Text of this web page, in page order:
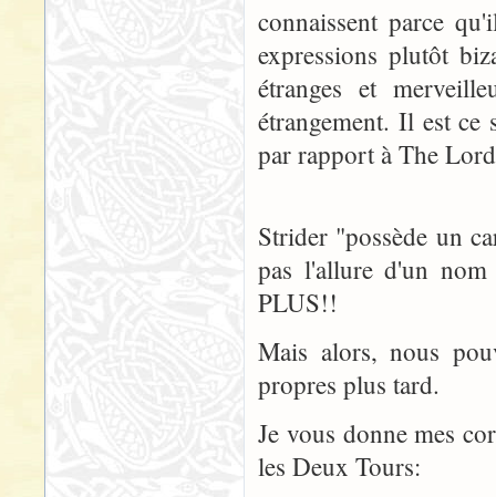
connaissent parce
expressions plutôt
étranges et
étrangement. Il est ce
par rapport à The
Strider "possède un
pas l'allure d'un
PLUS!!
Mais alors, nous
propres plus tard.
Je vous donne mes
les Deux Tours: